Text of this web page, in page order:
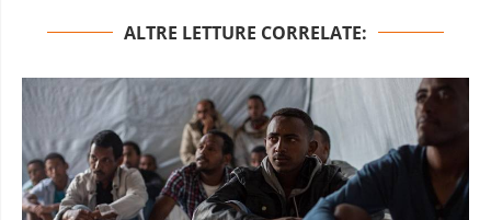
ALTRE LETTURE CORRELATE: